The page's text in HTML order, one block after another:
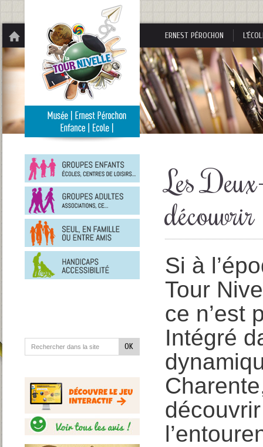
ERNEST PÉROCHON
Groupes
entre
situation
de
Les
découvrir
Si à
Tour
ce n’est
Intégré